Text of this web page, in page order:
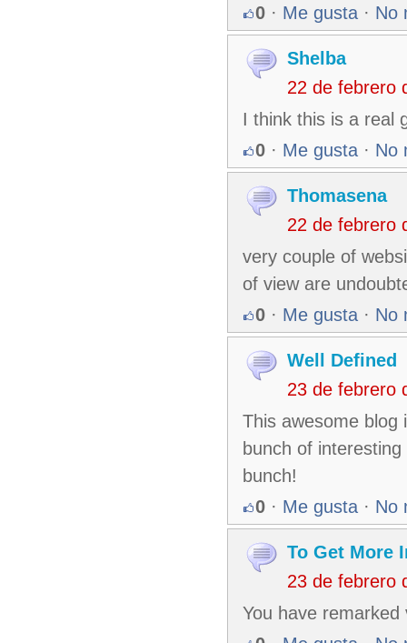
0 · Me gusta · No
Shelba
22 de febrero
I think this is a real
0 · Me gusta · No
Thomasena
22 de febrero
very couple of
of view are
0 · Me gusta · No
Well Defined
23 de febrero
This awesome blog
bunch of
bunch!
0 · Me gusta · No
To Get More
23 de febrero
You have